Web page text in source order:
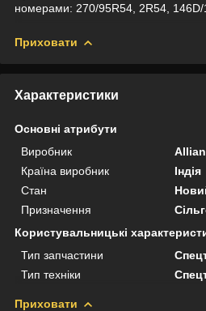
номерами: 270/95R54, 2R54, 146D/
Приховати
Характеристики
Основні атрибути
Виробник
Країна виробник
Індія
Стан
Призначення
Користувальницькі
Тип запчастини
Тип техніки
Приховати